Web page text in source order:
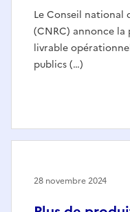
Le Conseil national
(CNRC) annonce la
livrable
publics (…)
28 novembre 2024